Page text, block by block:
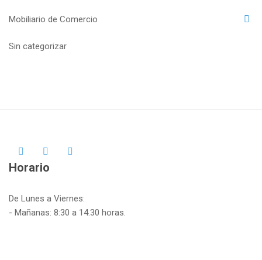
Mobiliario de Comercio
Sin categorizar
Horario
De Lunes a Viernes:
- Mañanas: 8:30 a 14.30 horas.